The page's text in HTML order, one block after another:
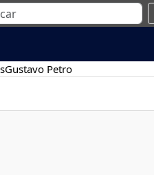
Gustavo Petro